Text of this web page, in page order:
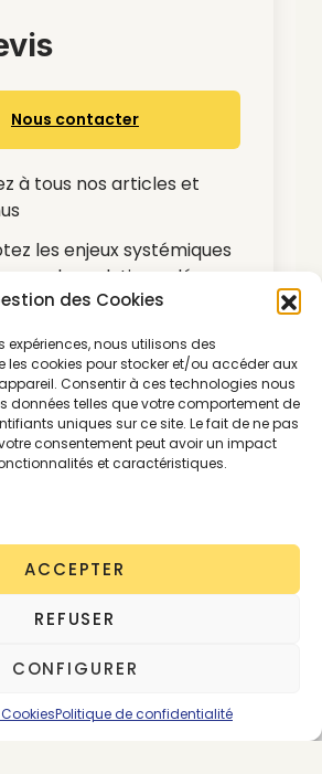
des Cookies
expériences, nous utilisons des
les cookies pour stocker et/ou accéder aux
Consentir à ces technologies nous
données telles que votre comportement de
uniques sur ce site. Le fait de ne pas
consentement peut avoir un impact
et caractéristiques.
ACCEPTER
REFUSER
CONFIGURER
Politique de confidentialité
Nous contacter
à tous nos articles et
les enjeux systémiques
les solutions clés
secteur
sur nos
média
:
renouvelable par tacite
reconduction